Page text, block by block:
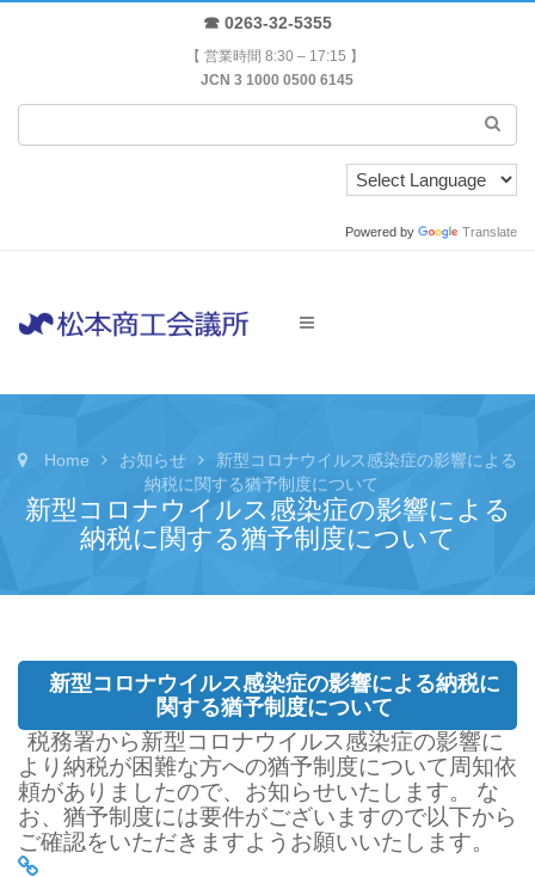
☎ 0263-32-5355
【 営業時間 8:30 – 17:15 】
JCN 3 1000 0500 6145
Powered by Translate
Home お知らせ
新型コロナウイルス感染症の影響による
納税に関する猶予制度について
新型コロナウイルス感染症の影響による
納税に関する猶予制度について
新型コロナウイルス感染症の影響による納税に
関する猶予制度について
税務署から新型コロナウイルス感染症の影響に
より納税が困難な方への猶予制度について周知依
頼がありましたので、お知らせいたします。
な
お、猶予制度には要件がございますので以下から
ご確認をいただきますようお願いいたします。